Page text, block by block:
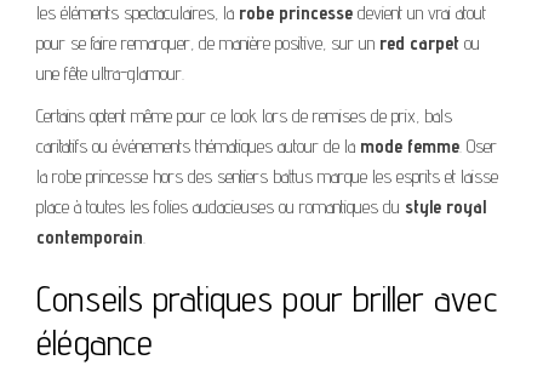
les éléments spectaculaires, la robe princesse devient un vrai atout
pour se faire remarquer, de manière positive, sur un red carpet ou
une fête ultra-glamour.
Certains optent même pour ce look lors de remises de prix, bals
caritatifs ou événements thématiques autour de la mode femme. Oser
la robe princesse hors des sentiers battus marque les esprits et laisse
place à toutes les folies audacieuses ou romantiques du style royal
contemporain.
Conseils pratiques pour briller avec
élégance